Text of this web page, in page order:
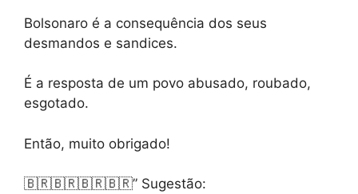
Bolsonaro é a consequência dos seus
desmandos e sandices.
É a resposta de um povo abusado, roubado,
esgotado.
Então, muito obrigado!
🇧🇷🇧🇷🇧🇷🇧🇷” Sugestão: